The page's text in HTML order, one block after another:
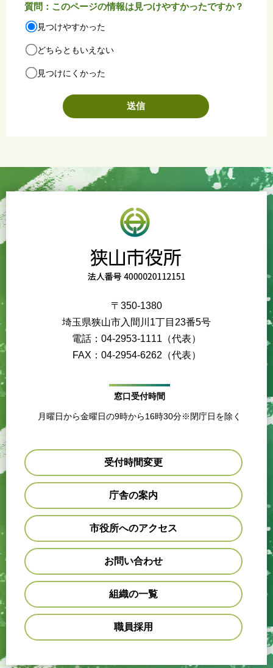
質問：このページの情報は見つけやすかったですか？
見つけやすかった
どちらともいえない
見つけにくかった
〒350-1380
埼玉県狭山市入間川1丁目23番5号
電話：04-2953-1111（代表）
FAX：04-2954-6262（代表）
窓口受付時間
月曜日から金曜日の9時から16時30分※閉庁日を除く
受付時間変更
庁舎の案内
市役所へのアクセス
お問い合わせ
組織の一覧
職員採用